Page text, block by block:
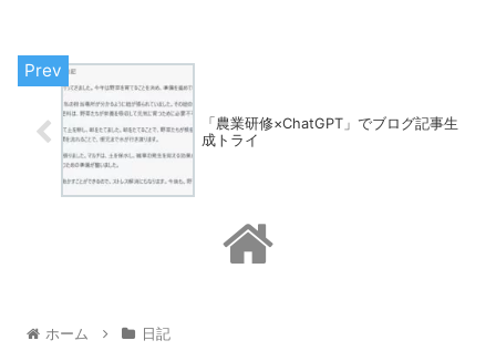
「農業研修×ChatGPT」でブログ記事生
成トライ
ホーム 日記